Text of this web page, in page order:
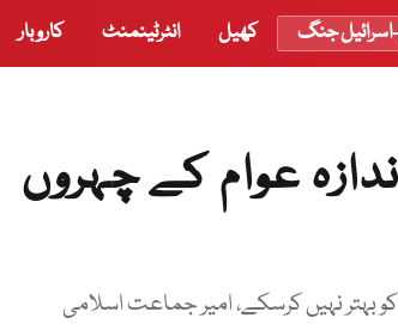
اسرائیل جنگ کھیل انٹرٹینمنٹ کاروبار
عوام کے چہروں
بہتر نہیں کرسکے، امیر جماعت اسلامی